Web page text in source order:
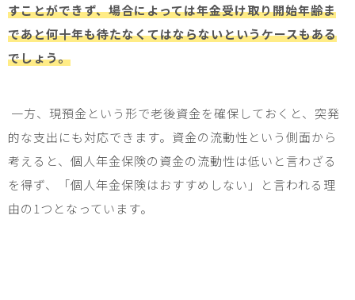
すことができず、場合によっては年金受け取り開始年齢ま
であと何十年も待たなくてはならないというケースもある
でしょう。
一方、現預金という形で老後資金を確保しておくと、突発
的な支出にも対応できます。資金の流動性という側面から
考えると、個人年金保険の資金の流動性は低いと言わざる
を得ず、「個人年金保険はおすすめしない」と言われる理
由の 1 つとなっています。